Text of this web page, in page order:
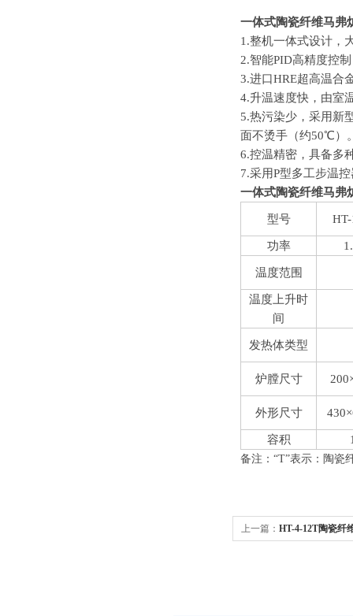
一体式陶瓷纤维马弗
1.整机一体式设计，
2.智能PID高精度控
3.进口HRE超高温合
4.升温速度快，由室
5.热污染少，采用新
面不烫手（约50℃）
6.控温精密，具备多
7.采用P型多工步温
一体式陶瓷纤维马弗
型号
功率
温度范围
温度上升时
间
发热体类型
炉膛尺寸
外形尺寸
容积
备注：“T”表示：陶瓷
上一篇： HT-4-12T陶瓷纤